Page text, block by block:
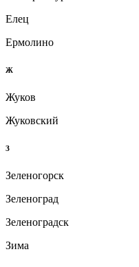
Елец
Ермолино
Ж
Жуков
Жуковский
З
Зеленогорск
Зеленоград
Зеленоградск
Зима